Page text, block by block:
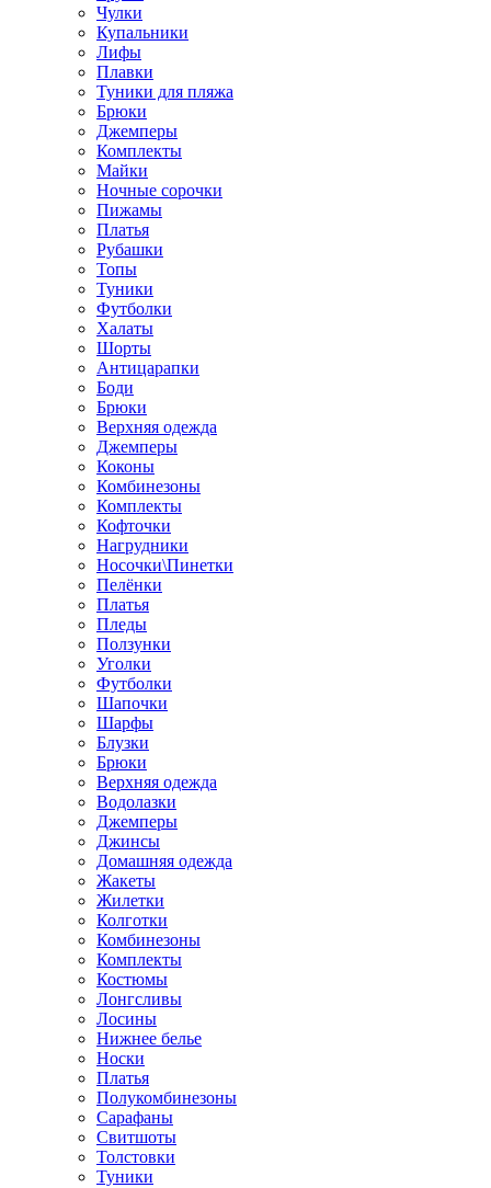
Чулки
Купальники
Лифы
Плавки
Туники для пляжа
Брюки
Джемперы
Комплекты
Майки
Ночные сорочки
Пижамы
Платья
Рубашки
Топы
Туники
Футболки
Халаты
Шорты
Антицарапки
Боди
Брюки
Верхняя одежда
Джемперы
Коконы
Комбинезоны
Комплекты
Кофточки
Нагрудники
Носочки\Пинетки
Пелёнки
Платья
Пледы
Ползунки
Уголки
Футболки
Шапочки
Шарфы
Блузки
Брюки
Верхняя одежда
Водолазки
Джемперы
Джинсы
Домашняя одежда
Жакеты
Жилетки
Колготки
Комбинезоны
Комплекты
Костюмы
Лонгсливы
Лосины
Нижнее белье
Носки
Платья
Полукомбинезоны
Сарафаны
Свитшоты
Толстовки
Туники